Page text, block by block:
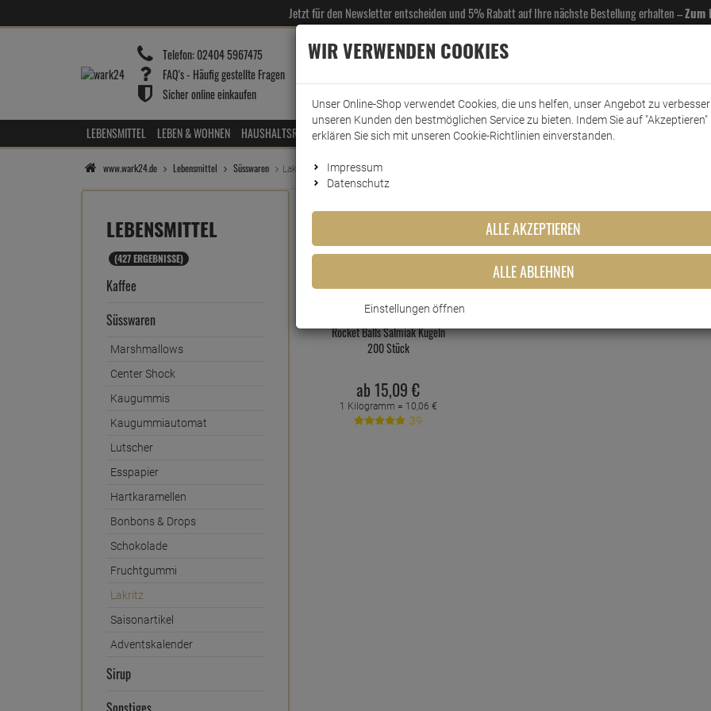
Jetzt für den Newsletter entscheiden und 5% Rabatt auf Ihre nächste Bestellung erhalten –Zum
Telefon:02404 5967475
FAQ's - Häufig gestellte Fragen
Sicher online einkaufen
LEBENSMITTEL LEBEN & WOHNEN HAUSHALTSREINIGER HOTEL- & GASTROBEDARF DROGERIE KÜCHE & HAUSHALT KFZ
www.wark24.de Lebensmittel Süsswaren Lakritz
LEBENSMITTEL
(427 ERGEBNISSE)
Kaffee
Süsswaren
Marshmallows
Center Shock
Kaugummis
Kaugummiautomat
Lutscher
Esspapier
Hartkaramellen
Bonbons & Drops
Schokolade
Fruchtgummi
Lakritz
Saisonartikel
Adventskalender
Sirup
Lakritz
Rocket Balls Salmiak Kugeln
200 Stück
ab 15,09 €
1 Kilogramm = 10,06 €
39
WIR VERWENDEN COOKIES
Unser Online-Shop verwendet Cookies, die uns helfen, unser Angebot zu
unseren Kunden den bestmöglichen Service zu bieten. Indem Sie auf "Akzeptieren"
erklären Sie sich mit unseren Cookie-Richtlinien einverstanden.
Impressum
Datenschutz
ALLE AKZEPTIEREN
ALLE ABLEHNEN
Einstellungen öffnen